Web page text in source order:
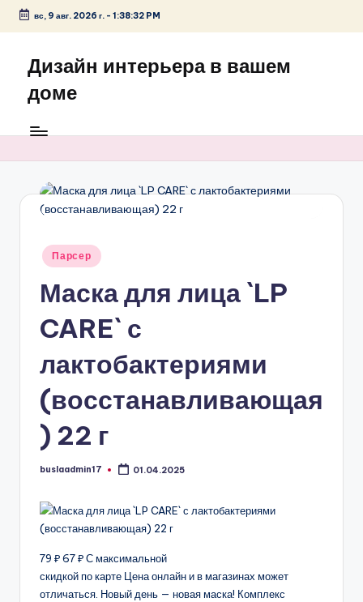
Перейти
содержимому
вс, 9 авг. 2026 г.- 1:38:33 PM
Дизайн интерьера в вашем
доме
Опубликовано
Парсер
Маска для лица `LP
CARE` с
лактобактериями
(восстанавливающая
) 22 г
Запись
buslaadmin17 01.04.2025
79 ₽ 67 ₽ С максимальной
скидкой по карте Цена онлайн и в магазинах может
отличаться. Новый день — новая маска! Комплекс